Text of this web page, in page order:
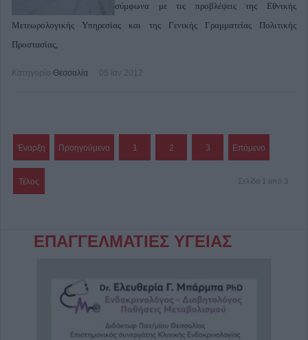
σύμφωνα με τις προβλέψεις της Εθνικής
Μετεωρολογικής Υπηρεσίας και της Γενικής Γραμματείας Πολιτικής
Προστασίας,
Κατηγορία Θεσσαλία 05 Ιαν 2012
Έναρξη Προηγούμενο 1 2 3 Επόμενο
Τέλος Σελίδα 1 από 3
ΕΠΑΓΓΕΛΜΑΤΙΕΣ ΥΓΕΙΑΣ